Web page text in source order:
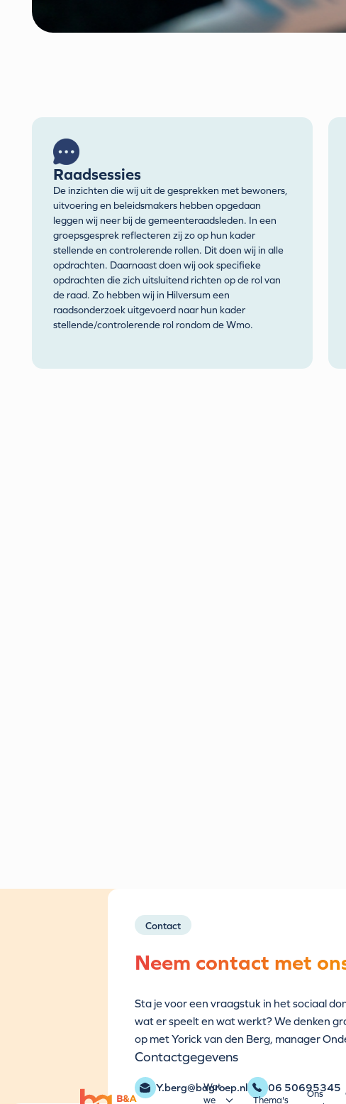
Wat
we
Thema's
Ons
Raadsessies
De inzichten die wij uit de gesprekken met bewoners,
uitvoering en beleidsmakers hebben opgedaan
leggen wij neer bij de gemeenteraadsleden. In een
groepsgesprek reflecteren zij zo op hun kader
stellende en controlerende rollen. Dit doen wij in alle
opdrachten. Daarnaast doen wij ook specifieke
opdrachten die zich uitsluitend richten op de rol van
de raad. Zo hebben wij in Hilversum een
raadsonderzoek uitgevoerd naar hun kader
stellende/controlerende rol rondom de Wmo.
Contact
Neem contact met
Sta je voor een vraagstuk in het sociaal
wat er speelt en wat werkt? We denken
op met Yorick van den Berg, manager
Contactgegevens
Y.berg@bagroep.nl 06 50695345